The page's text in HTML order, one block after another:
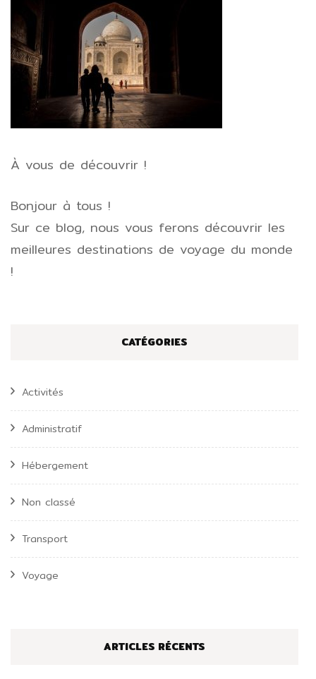
À vous de découvrir !
Bonjour à tous !
Sur ce blog, nous vous ferons découvrir les
meilleures destinations de voyage du monde
!
CATÉGORIES
Activités
Administratif
Hébergement
Non classé
Transport
Voyage
ARTICLES RÉCENTS